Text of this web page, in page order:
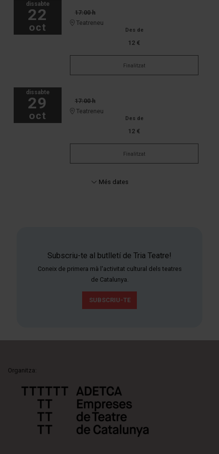
dissabte
22
oct
17:00 h
Teatreneu
Des de
12 €
Finalitzat
dissabte
29
oct
17:00 h
Teatreneu
Des de
12 €
Finalitzat
Més dates
Subscriu-te al butlletí de Tria Teatre!
Coneix de primera mà l'activitat cultural dels teatres
de Catalunya.
SUBSCRIU-TE
Organitza: